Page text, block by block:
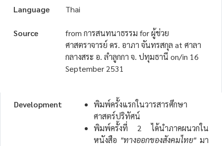
Language Thai
Source
from การสนทนาธรรม for ผู้ช่วย
ศาสตราจารย์ ดร. อาภา จันทรสกุล at ศาลา
กลางสระ อ. ลำลูกกา จ. ปทุมธานี on/in 16
September 2531
Development
พิมพ์ครั้งแรกในวารสารศึกษา
ศาสตร์ปริทัศน์
พิมพ์ครั้งที่ 2 ได้นำภาคผนวกใน
หนังสือ "ทางออกของสังคมไทย" มา